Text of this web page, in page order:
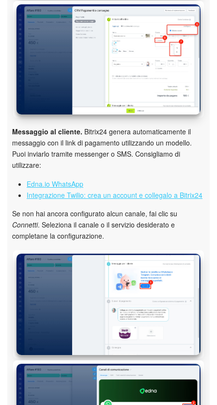
Messaggio al cliente. Bitrix24 genera automaticamente il
messaggio con il link di pagamento utilizzando un modello.
Puoi inviarlo tramite messenger o SMS. Consigliamo di
utilizzare:
Edna.io WhatsApp
Integrazione Twilio: crea un account e collegalo a Bitrix24
Se non hai ancora configurato alcun canale, fai clic su
Connetti. Seleziona il canale o il servizio desiderato e
completane la configurazione.